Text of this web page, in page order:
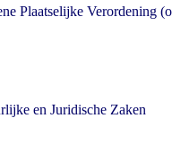
Plaatselijke Verordening
en Juridische Zaken